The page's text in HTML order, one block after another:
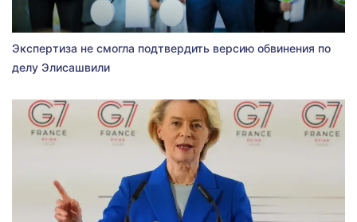
Экспертиза не смогла подтвердить версию обвинения по
делу Элисашвили